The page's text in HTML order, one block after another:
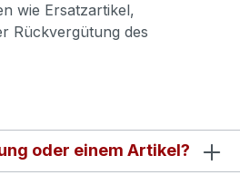
wie Ersatzartikel,
Rückvergütung des
oder einem Artikel?